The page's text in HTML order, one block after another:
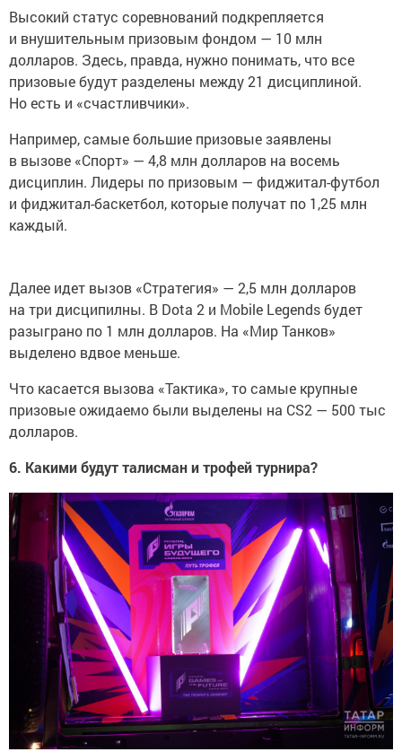
Высокий статус соревнований подкрепляется
и внушительным призовым фондом — 10 млн
долларов. Здесь, правда, нужно понимать, что все
призовые будут разделены между 21 дисциплиной.
Но есть и «счастливчики».
Например, самые большие призовые заявлены
в вызове «Спорт» — 4,8 млн долларов на восемь
дисциплин. Лидеры по призовым — фиджитал-футбол
и фиджитал-баскетбол, которые получат по 1,25 млн
каждый.
Далее идет вызов «Стратегия» — 2,5 млн долларов
на три дисципилны. В Dota 2 и Mobile Legends будет
разыграно по 1 млн долларов. На «Мир Танков»
выделено вдвое меньше.
Что касается вызова «Тактика», то самые крупные
призовые ожидаемо были выделены на CS2 — 500 тыс
долларов.
6. Какими будут талисман и трофей турнира?